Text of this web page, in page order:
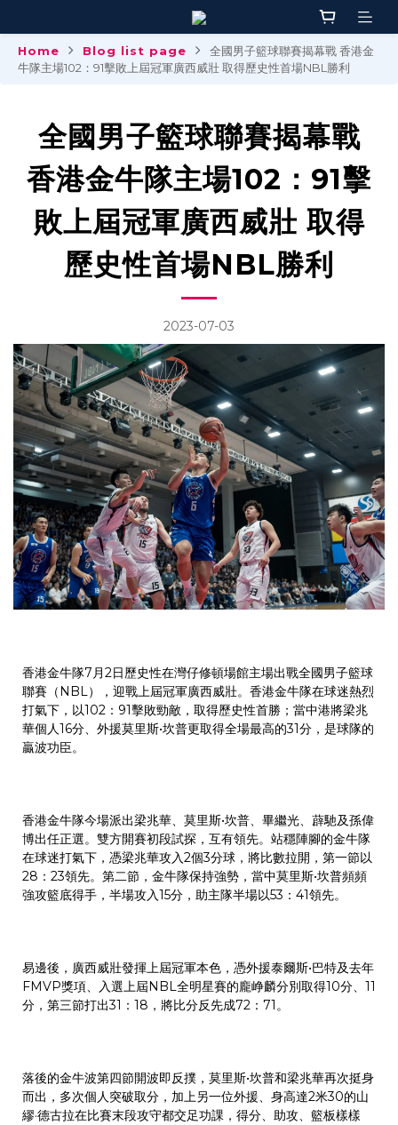
Home Blog list page
全國男子籃球聯賽揭幕戰 香港金
牛隊主場102：91擊敗上屆冠軍廣西威壯 取得歷史性首場NBL勝利
全國男子籃球聯賽揭幕戰
香港金牛隊主場102：91擊
敗上屆冠軍廣西威壯 取得
歷史性首場NBL勝利
2023-07-03
香港金牛隊7月2日歷史性在灣仔修頓場館主場出戰全國男子籃球
聯賽（NBL），迎戰上屆冠軍廣西威壯。香港金牛隊在球迷熱烈
打氣下，以102：91擊敗勁敵，取得歷史性首勝；當中港將梁兆
華個人16分、外援莫里斯•坎普更取得全場最高的31分，是球隊的
贏波功臣。
香港金牛隊今場派出梁兆華、莫里斯•坎普、畢繼光、薜馳及孫偉
博出任正選。雙方開賽初段試探，互有領先。站穩陣腳的金牛隊
在球迷打氣下，憑梁兆華攻入2個3分球，將比數拉開，第一節以
28：23領先。第二節，金牛隊保持強勢，當中莫里斯•坎普頻頻
強攻籃底得手，半場攻入15分，助主隊半場以53：41領先。
易邊後，廣西威壯發揮上屆冠軍本色，憑外援泰爾斯•巴特及去年
FMVP獎項、入選上屆NBL全明星賽的龐峥麟分別取得10分、11
分，第三節打出31：18，將比分反先成72：71。
落後的金牛波第四節開波即反撲，莫里斯•坎普和梁兆華再次挺身
而出，多次個人突破取分，加上另一位外援、身高達2米30的山
繆·德古拉在比賽末段攻守都交足功課，得分、助攻、籃板樣樣